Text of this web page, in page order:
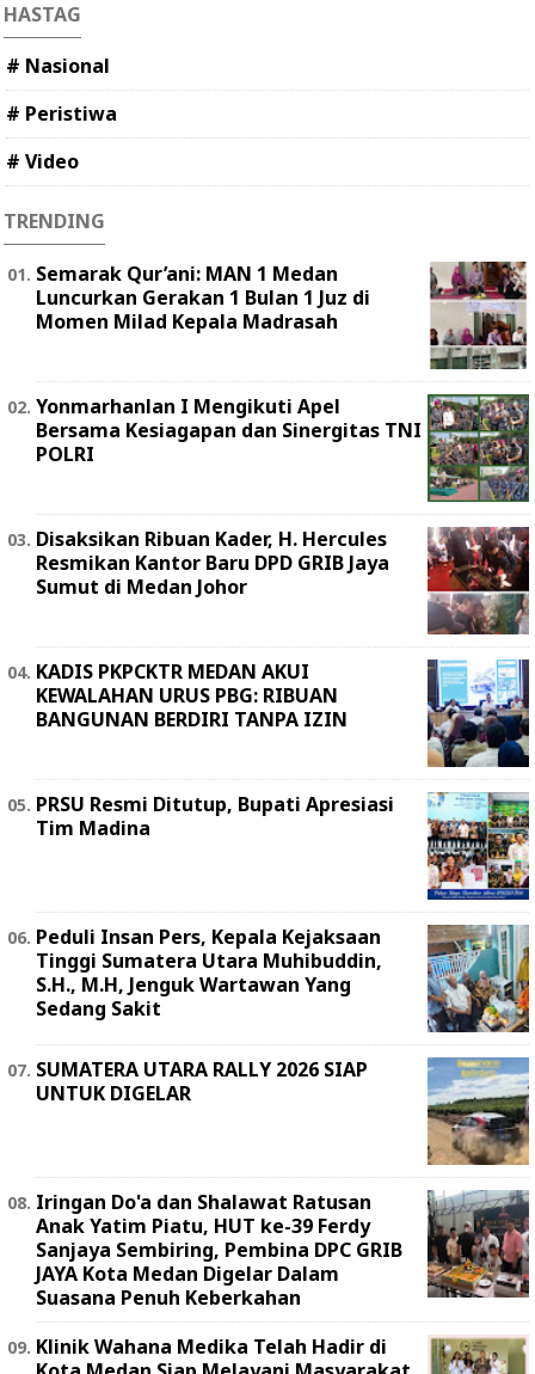
HASTAG
# Nasional
# Peristiwa
# Video
TRENDING
Semarak Qur’ani: MAN 1 Medan
Luncurkan Gerakan 1 Bulan 1 Juz di
Momen Milad Kepala Madrasah
Yonmarhanlan I Mengikuti Apel
Bersama Kesiagapan dan Sinergitas TNI
POLRI
Disaksikan Ribuan Kader, H. Hercules
Resmikan Kantor Baru DPD GRIB Jaya
Sumut di Medan Johor
KADIS PKPCKTR MEDAN AKUI
KEWALAHAN URUS PBG: RIBUAN
BANGUNAN BERDIRI TANPA IZIN
PRSU Resmi Ditutup, Bupati Apresiasi
Tim Madina
Peduli Insan Pers, Kepala Kejaksaan
Tinggi Sumatera Utara Muhibuddin,
S.H., M.H, Jenguk Wartawan Yang
Sedang Sakit
SUMATERA UTARA RALLY 2026 SIAP
UNTUK DIGELAR
Iringan Do'a dan Shalawat Ratusan
Anak Yatim Piatu, HUT ke-39 Ferdy
Sanjaya Sembiring, Pembina DPC GRIB
JAYA Kota Medan Digelar Dalam
Suasana Penuh Keberkahan
Klinik Wahana Medika Telah Hadir di